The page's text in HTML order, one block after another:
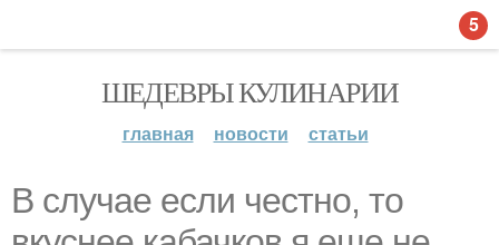
ШЕДЕВРЫ КУЛИНАРИИ
главная новости статьи
В случае если честно, то
5